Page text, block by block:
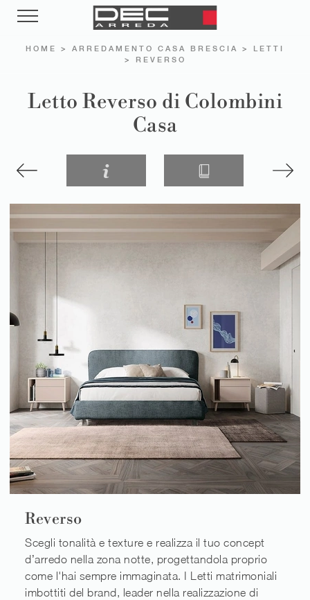
HOME > ARREDAMENTO CASA BRESCIA > LETTI
>
REVERSO
Letto Reverso di Colombini
Casa
Reverso
Scegli tonalità e texture e realizza il tuo concept
d’arredo nella zona notte, progettandola proprio
come l'hai sempre immaginata. I Letti matrimoniali
imbottiti del brand, leader nella realizzazione di